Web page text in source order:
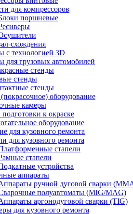
для компрессоров
поршневые
схождения
с технологией 3D
для грузовых автомобилей
стенды
стенды
стенды
оборудование
камеры
к окраске
оборудование
для кузовного ремонта
для кузовного ремонта
стапели
стапели
устройства
аппараты
ручной дуговой сварки
полуавтоматы (MIG/MAG)
аргонодуговой сварки (TIG)
для кузовного ремонта